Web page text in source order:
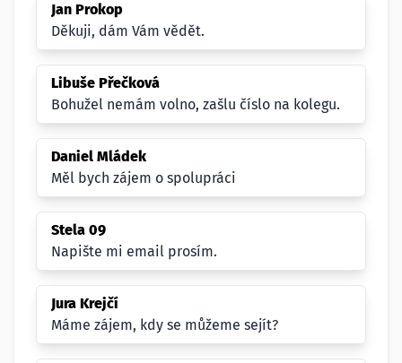
Jan Prokop
Děkuji, dám Vám vědět.
Libuše Přečková
Bohužel nemám volno, zašlu číslo na kolegu.
Daniel Mládek
Měl bych zájem o spolupráci
Stela 09
Napište mi email prosím.
Jura Krejčí
Máme zájem, kdy se můžeme sejít?